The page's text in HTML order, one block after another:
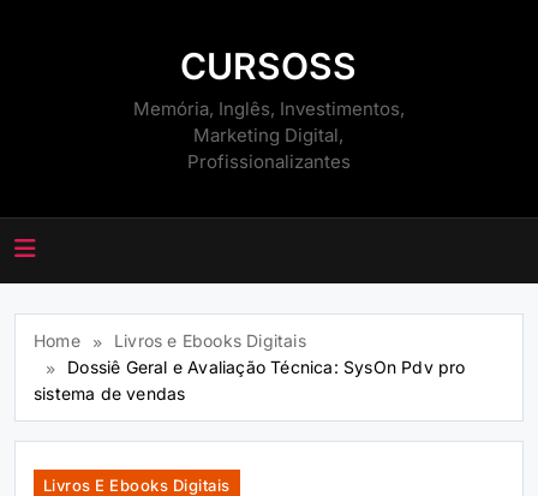
CURSOSS
Memória, Inglês, Investimentos,
Marketing Digital,
Profissionalizantes
Home
Livros e Ebooks Digitais
Dossiê Geral e Avaliação Técnica: SysOn Pdv pro
sistema de vendas
Livros E Ebooks Digitais